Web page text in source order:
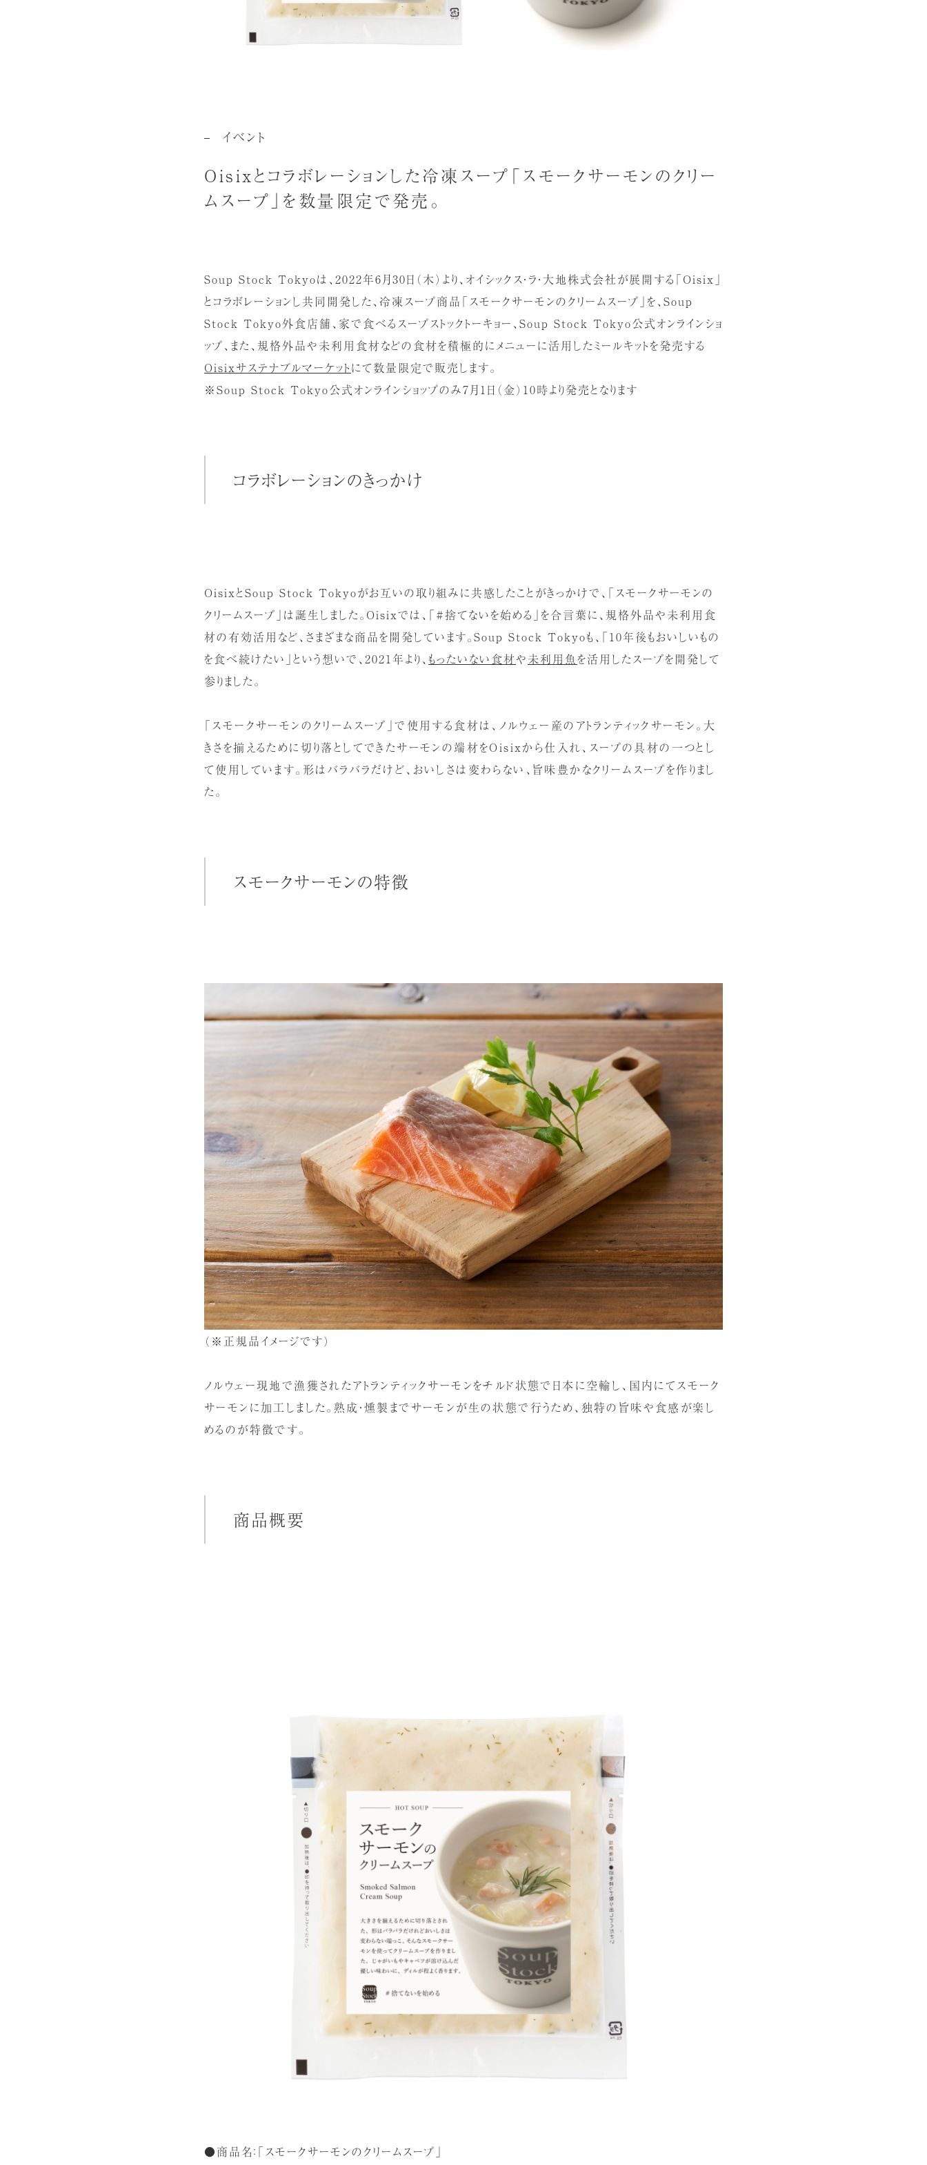
イベント
Oisixとコラボレーションした冷凍スープ「スモークサーモンのクリー
ムスープ」を数量限定で発売。
Soup Stock Tokyoは、2022年6月30日（木）より、オイシックス・ラ・大地株式会社が展開する「Oisix」
とコラボレーションし共同開発した、冷凍スープ商品「スモークサーモンのクリームスープ」を、Soup
Stock Tokyo外食店舗、家で食べるスープストックトーキョー、Soup Stock Tokyo公式オンラインショ
ップ、また、規格外品や未利用食材などの食材を積極的にメニューに活用したミールキットを発売する
Oisixサステナブルマーケットにて数量限定で販売します。
※Soup Stock Tokyo公式オンラインショップのみ7月1日（金）10時より発売となります
コラボレーションのきっかけ
OisixとSoup Stock Tokyoがお互いの取り組みに共感したことがきっかけで、「スモークサーモンの
クリームスープ」は誕生しました。Oisixでは、「#捨てないを始める」を合言葉に、規格外品や未利用食
材の有効活用など、さまざまな商品を開発しています。Soup Stock Tokyoも、「10年後もおいしいもの
を食べ続けたい」という想いで、2021年より、 もったいない食材や未利用魚 を活用したスープを開発して
参りました。
「スモークサーモンのクリームスープ」で使用する食材は、ノルウェー産のアトランティックサーモン。大
きさを揃えるために切り落としてできたサーモンの端材をOisixから仕入れ、スープの具材の一つとし
て使用しています。形はバラバラだけど、おいしさは変わらない、旨味豊かなクリームスープを作りまし
た。
スモークサーモンの特徴
（※正規品イメージです）
ノルウェー現地で漁獲されたアトランティックサーモンをチルド状態で日本に空輸し、国内にてスモーク
サーモンに加工しました。熟成・燻製までサーモンが生の状態で行うため、独特の旨味や食感が楽し
めるのが特徴です。
商品概要
●商品名：「スモークサーモンのクリームスープ」